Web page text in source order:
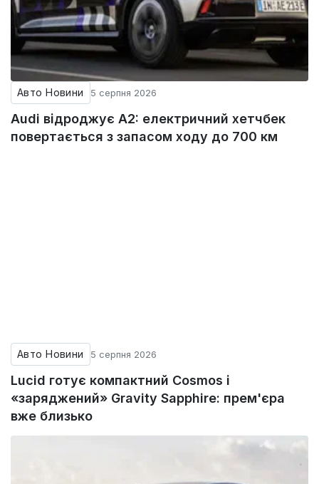
Авто Новини 5 серпня 2026
Audi відроджує A2: електричний хетчбек
повертається з запасом ходу до 700 км
Авто Новини 5 серпня 2026
Lucid готує компактний Cosmos і
«заряджений» Gravity Sapphire: прем'єра
вже близько